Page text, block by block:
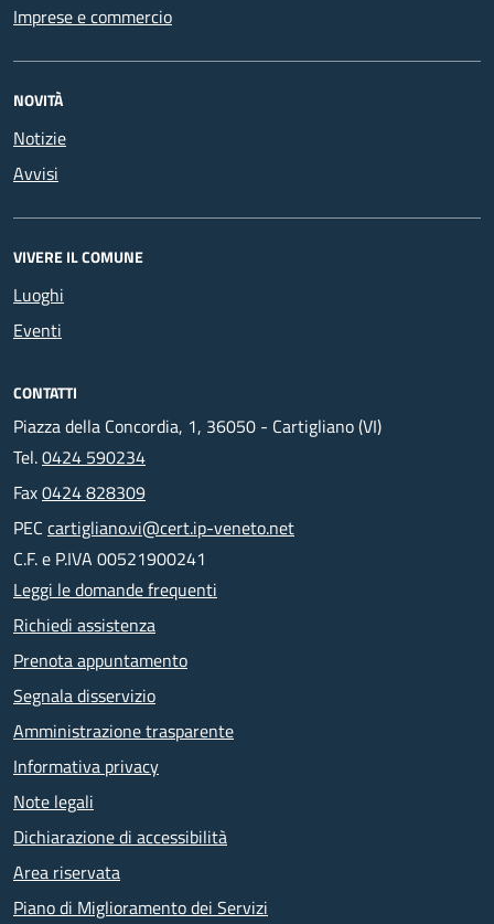
Imprese e commercio
NOVITÀ
Notizie
Avvisi
VIVERE IL COMUNE
Luoghi
Eventi
CONTATTI
Piazza della Concordia, 1, 36050 - Cartigliano (VI)
Tel.0424 590234
Fax0424 828309
PEC cartigliano.vi@cert.ip-veneto.net
C.F. e P.IVA 00521900241
Leggi le domande frequenti
Richiedi assistenza
Prenota appuntamento
Segnala disservizio
Amministrazione trasparente
Informativa privacy
Note legali
Dichiarazione di accessibilità
Area riservata
Piano di Miglioramento dei Servizi